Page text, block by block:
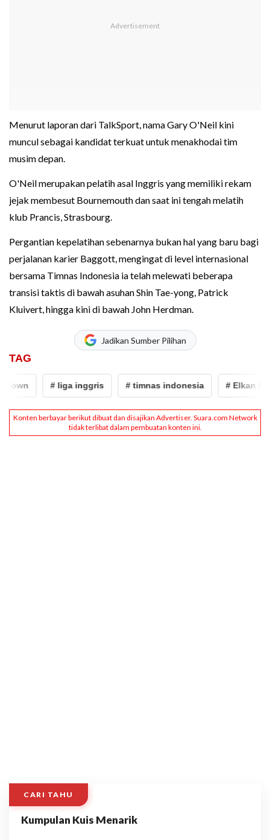
Menurut laporan dari TalkSport, nama Gary O'Neil kini
muncul sebagai kandidat terkuat untuk menakhodai tim
musim depan.
O'Neil merupakan pelatih asal Inggris yang memiliki rekam
jejak membesut Bournemouth dan saat ini tengah melatih
klub Prancis, Strasbourg.
Pergantian kepelatihan sebenarnya bukan hal yang baru bagi
perjalanan karier Baggott, mengingat di level internasional
bersama Timnas Indonesia ia telah melewati beberapa
transisi taktis di bawah asuhan Shin Tae-yong, Patrick
Kluivert, hingga kini di bawah John Herdman.
Jadikan Sumber Pilihan
TAG
# liga inggris # timnas indonesia # Elkan
CARI TAHU
Kumpulan Kuis Menarik